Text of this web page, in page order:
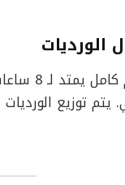
الورديات
تعمل
توزيع